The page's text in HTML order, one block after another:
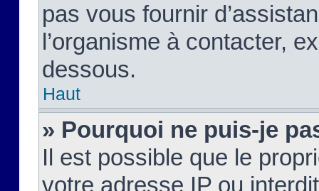
pas vous fournir
l’organisme à contacter,
dessous.
Haut
» Pourquoi ne puis-je
Il est possible que le
votre adresse IP ou